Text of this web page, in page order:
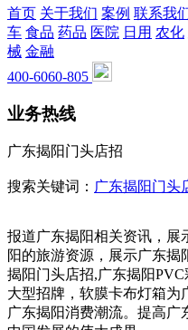
首页 关于我们 案例 联系我
车 食品 药品 医院 日用 农化
械 金融
400-6060-805
业务热线
广东揭阳门头店招
搜索关键词： 广东揭阳门头
报道广东揭阳相关资讯，展
阳的旅游资源，展示广东
揭阳门头店招,广东揭阳
大型招牌，软膜卡布灯箱为
广东揭阳消费潮流。提高广